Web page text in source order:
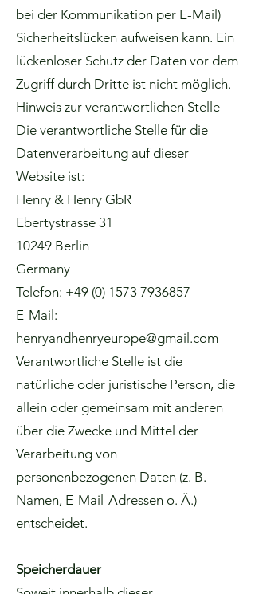
bei der Kommunikation per E-Mail)
Sicherheitslücken aufweisen kann. Ein
lückenloser Schutz der Daten vor dem
Zugriff durch Dritte ist nicht möglich.
Hinweis zur verantwortlichen Stelle
Die verantwortliche Stelle für die
Datenverarbeitung auf dieser
Website ist:
Henry & Henry GbR
Ebertystrasse 31
10249 Berlin
Germany
Telefon: +49 (0) 1573 7936857
E-Mail:
henryandhenryeurope@gmail.com
Verantwortliche Stelle ist die
natürliche oder juristische Person, die
allein oder gemeinsam mit anderen
über die Zwecke und Mittel der
Verarbeitung von
personenbezogenen Daten (z. B.
Namen, E-Mail-Adressen o. Ä.)
entscheidet.
Speicherdauer